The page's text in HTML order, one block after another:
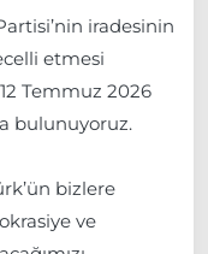
iradesinin
etmesi
Temmuz 2026
bulunuyoruz.
bizlere
ve